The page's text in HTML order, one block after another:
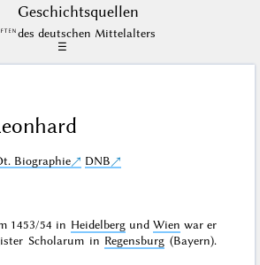
Geschichts­quellen
des deutschen Mittelalters
☰
Biographie DNB
1453/54 in Heidelbergund Wien war er
Scholarum in Regensburg (Bayern).